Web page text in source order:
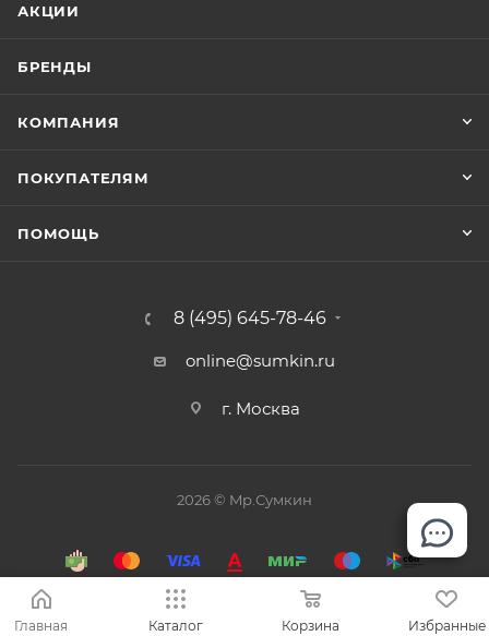
АКЦИИ
БРЕНДЫ
КОМПАНИЯ
ПОКУПАТЕЛЯМ
ПОМОЩЬ
8 (495) 645-78-46
online@sumkin.ru
г. Москва
2026 © Mр.Сумкин
Главная Каталог Корзина Избранные